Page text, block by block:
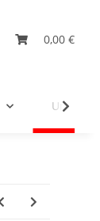
0,00 €